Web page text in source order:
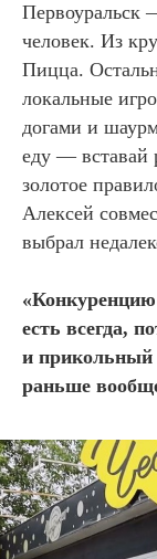
Первоуральск
человек. Из
Пицца.
локальные
догами и
еду — вставай
золотое
Алексей
выбрал
«
есть всегда,
и прикольный
раньше